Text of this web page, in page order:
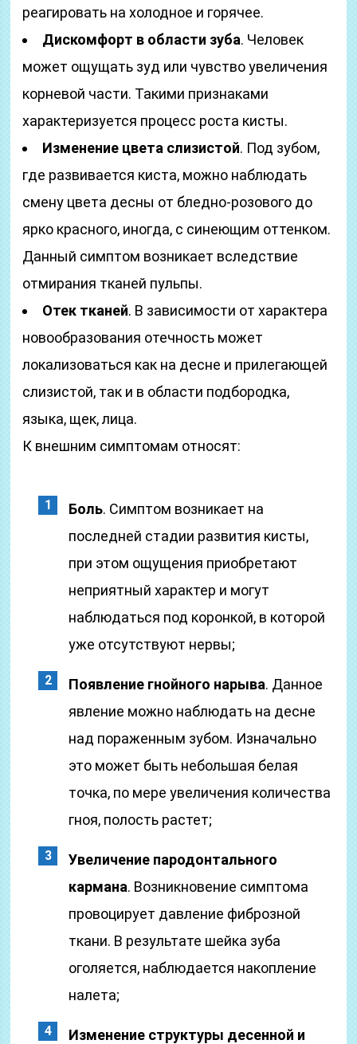
реагировать на холодное и горячее.
Дискомфорт в области зуба. Человек
может ощущать зуд или чувство увеличения
корневой части. Такими признаками
характеризуется процесс роста кисты.
Изменение цвета слизистой. Под зубом,
где развивается киста, можно наблюдать
смену цвета десны от бледно-розового до
ярко красного, иногда, с синеющим оттенком.
Данный симптом возникает вследствие
отмирания тканей пульпы.
Отек тканей. В зависимости от характера
новообразования отечность может
локализоваться как на десне и прилегающей
слизистой, так и в области подбородка,
языка, щек, лица.
К внешним симптомам относят:
Боль. Симптом возникает на
последней стадии развития кисты,
при этом ощущения приобретают
неприятный характер и могут
наблюдаться под коронкой, в которой
уже отсутствуют нервы;
Появление гнойного нарыва. Данное
явление можно наблюдать на десне
над пораженным зубом. Изначально
это может быть небольшая белая
точка, по мере увеличения количества
гноя, полость растет;
Увеличение пародонтального
кармана. Возникновение симптома
провоцирует давление фиброзной
ткани. В результате шейка зуба
оголяется, наблюдается накопление
налета;
Изменение структуры десенной и